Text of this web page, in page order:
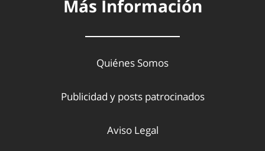
Más Información
Quiénes Somos
Publicidad y posts patrocinados
Aviso Legal